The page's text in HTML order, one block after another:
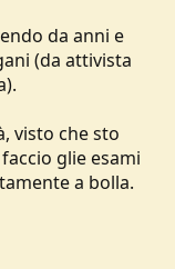
da anni e
(da attivista
visto che sto
glie esami
a bolla.